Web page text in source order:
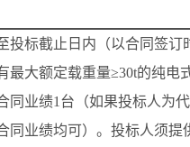
投标截止日内（以合同签订
最大额定载重量≥30t的纯电
同业绩1台（如果投标人为
同业绩均可）。投标人须提